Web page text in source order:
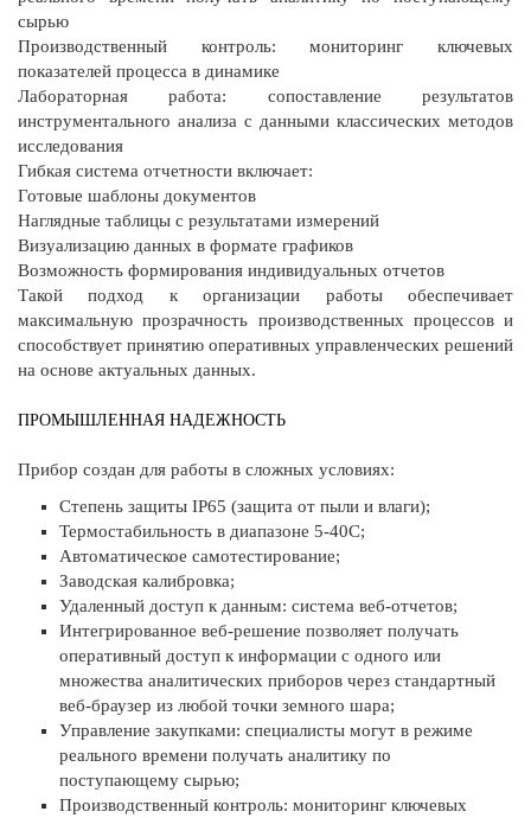
сырью
Производственный контроль: мониторинг ключевых
показателей процесса в динамике
Лабораторная работа: сопоставление результатов
инструментального анализа с данными классических методов
исследования
Гибкая система отчетности включает:
Готовые шаблоны документов
Наглядные таблицы с результатами измерений
Визуализацию данных в формате графиков
Возможность формирования индивидуальных отчетов
Такой подход к организации работы обеспечивает
максимальную прозрачность производственных процессов и
способствует принятию оперативных управленческих решений
на основе актуальных данных.
ПРОМЫШЛЕННАЯ НАДЕЖНОСТЬ
Прибор создан для работы в сложных условиях:
Степень защиты IP65 (защита от пыли и влаги);
Термостабильность в диапазоне 5-40C;
Автоматическое самотестирование;
Заводская калибровка;
Удаленный доступ к данным: система веб-отчетов;
Интегрированное веб-решение позволяет получать
оперативный доступ к информации с одного или
множества аналитических приборов через стандартный
веб-браузер из любой точки земного шара;
Управление закупками: специалисты могут в режиме
реального времени получать аналитику по
поступающему сырью;
Производственный контроль: мониторинг ключевых